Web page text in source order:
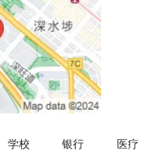
学校 银行 医疗